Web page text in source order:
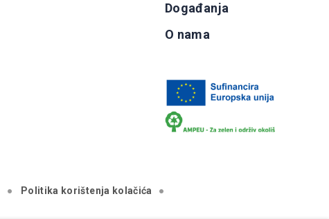
Događanja
O nama
Politika korištenja kolačića